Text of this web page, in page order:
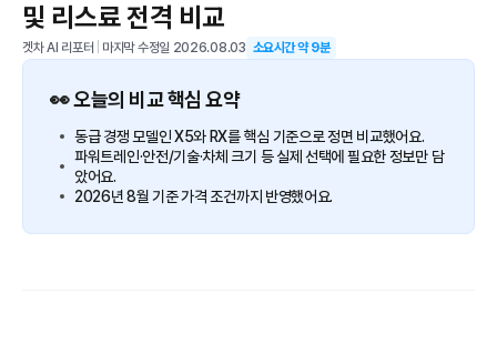
및 리스료 전격 비교
겟차 AI 리포터 마지막 수정일 2026.08.03 소요시간 약9분
👀 오늘의 비교 핵심 요약
동급 경쟁 모델인 X5와 RX를 핵심 기준으로 정면 비교했어요.
파워트레인·안전/기술·차체 크기 등 실제 선택에 필요한 정보만 담
았어요.
2026년 8월 기준 가격 조건까지 반영했어요.